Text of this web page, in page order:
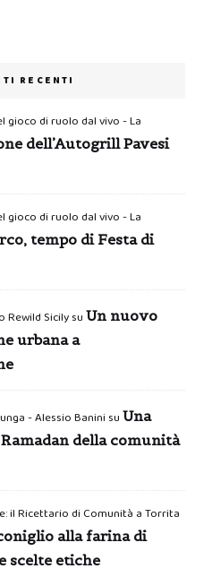
RECENTI
gioco di ruolo dal vivo - La
dell’Autogrill Pavesi
gioco di ruolo dal vivo - La
tempo di Festa di
Rewild Sicilysu Un nuovo
urbana a
- Alessio Banini su Una
della comunità
il Ricettario di Comunità a Torrita
alla farina di
scelte etiche